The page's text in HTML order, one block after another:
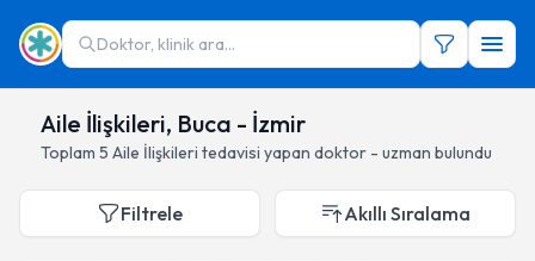
Doktor, klinik ara...
Aile İlişkileri, Buca - İzmir
Toplam 5 Aile İlişkileri tedavisi yapan doktor - uzman bulundu
Filtrele Akıllı Sıralama